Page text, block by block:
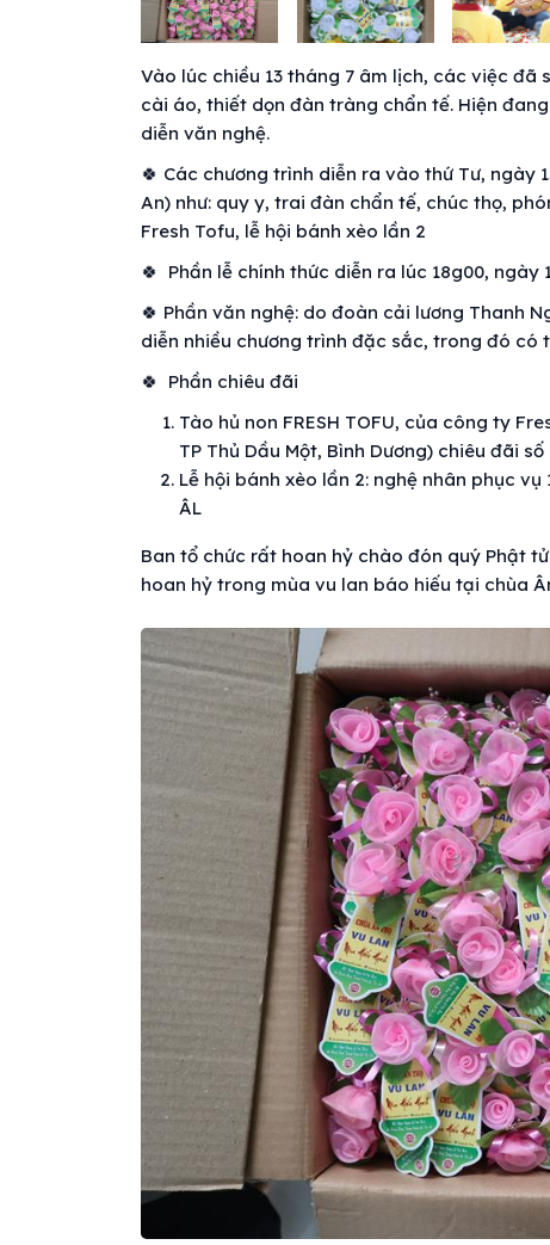
Vào lúc chiều 13 tháng 7 âm lịch, các việc đã
cài áo, thiết dọn đàn tràng chẩn tế. Hiện
diễn văn nghệ.
🍀 Các chương trình diễn ra vào thứ Tư, ngày
An) như: quy y, trai đàn chẩn tế, chúc thọ,
Fresh Tofu, lễ hội bánh xèo lần 2
🍀 Phần lễ chính thức diễn ra lúc 18g00, ngày
🍀 Phần văn nghệ: do đoàn cải lương Thanh
diễn nhiều chương trình đặc sắc, trong đó có
🍀 Phần chiêu đãi
Tào hủ non FRESH TOFU, của công ty
TP Thủ Dầu Một, Bình Dương) chiêu đãi
Lễ hội bánh xèo lần 2: nghệ nhân phục
ÂL
Ban tổ chức rất hoan hỷ chào đón quý Phật
hoan hỷ trong mùa vu lan báo hiếu tại chùa